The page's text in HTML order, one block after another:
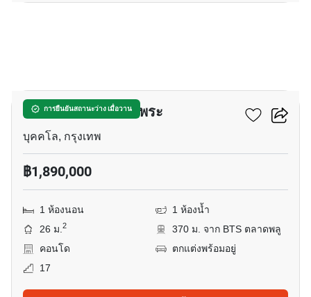
การยืนยันสถานะว่าง เมื่อวาน
แอสปาย สาทร - ท่าพระ
บุคคโล, กรุงเทพ
฿1,890,000
1 ห้องนอน
1 ห้องน้ำ
26 ม.2
370 ม. จาก BTS ตลาดพลู
คอนโด
ตกแต่งพร้อมอยู่
17